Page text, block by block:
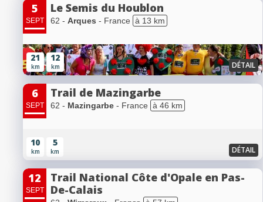
5
SEPT
Le Semis du Houblon
62 - Arques - France à 13 km
21
km
12
km DÉTAIL
6
SEPT
Trail de Mazingarbe
62 - Mazingarbe - France à 46 km
10
km
5
km DÉTAIL
12
SEPT
Trail National Côte d'Opale en Pas-
De-Calais